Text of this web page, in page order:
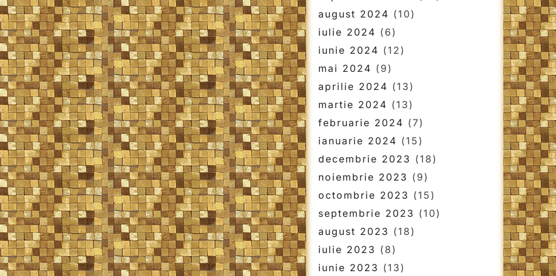
august 2024 (10)
iulie 2024 (6)
iunie 2024 (12)
mai 2024 (9)
aprilie 2024 (13)
martie 2024 (13)
februarie 2024 (7)
ianuarie 2024 (15)
decembrie 2023 (18)
noiembrie 2023 (9)
octombrie 2023 (15)
septembrie 2023 (10)
august 2023 (18)
iulie 2023 (8)
iunie 2023 (13)